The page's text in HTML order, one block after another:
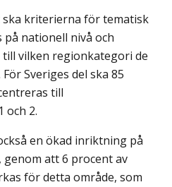
kriterierna för tematisk
nationell nivå och
vilken regionkategori de
Sveriges del ska 85
till
och 2.
en ökad inriktning på
att 6 procent av
för detta område, som